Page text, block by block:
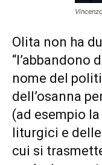
Olita non ha
“l’abbandono
nome del
dell’osanna
(ad esempio
liturgici e
cui si